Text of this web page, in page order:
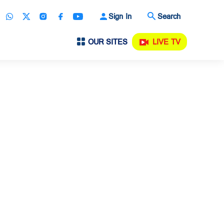
Sign In Search
OUR SITES LIVE TV